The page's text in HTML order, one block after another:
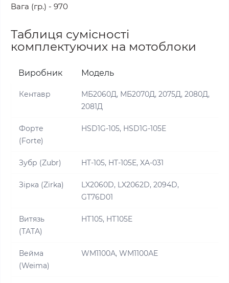
Вага (гр.) - 970
Таблиця сумісності
комплектуючих на мотоблоки
Виробник Модель
Кентавр
МБ2060Д, МБ2070Д, 2075Д, 2080Д,
2081Д
Форте
(Forte)
HSD1G-105, HSD1G-105E
Зубр (Zubr) HT-105, HT-105E, XA-031
Зірка (Zirka)
LX2060D, LX2062D, 2094D,
GT76D01
Витязь
(ТАТА)
HT105, HT105E
Вейма
(Weima)
WM1100А, WM1100АE